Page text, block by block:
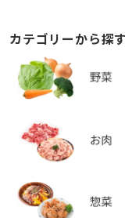
カテゴリーから探す